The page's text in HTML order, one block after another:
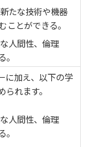
たな技術や機器
ことができる。
人間性、倫理
に加え、以下の学
れます。
人間性、倫理